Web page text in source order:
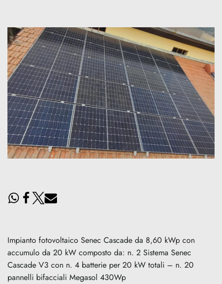
Impianto fotovoltaico Senec Cascade da 8,60 kWp con
accumulo da 20 kW composto da: n. 2 Sistema Senec
Cascade V3 con n. 4 batterie per 20 kW totali – n. 20
pannelli bifacciali Megasol 430Wp